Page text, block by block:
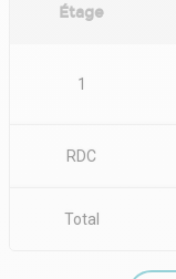
Étage
1
RDC
Total